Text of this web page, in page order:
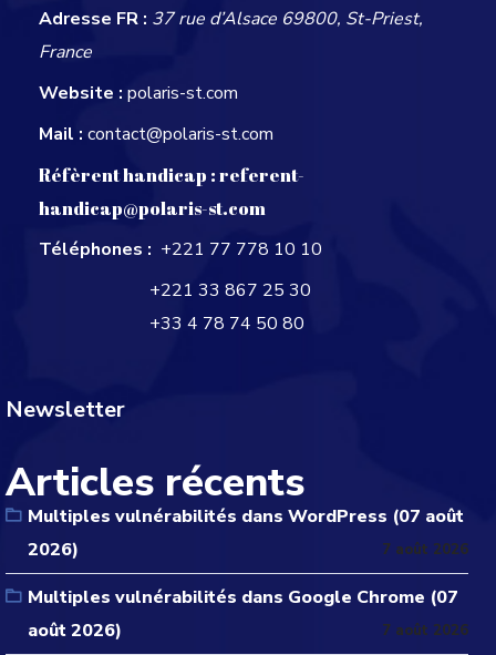
Adresse FR : 37 rue d’Alsace 69800, St-Priest,
France
Website : polaris-st.com
Mail : contact@polaris-st.com
Réfèrent handicap :referent-
handicap@polaris-st.com
Téléphones : +221 77 778 10 10
+221 33 867 25 30
+33 4 78 74 50 80
Newsletter
Articles récents
Multiples vulnérabilités dans WordPress (07 août
2026)
7 août 2026
Multiples vulnérabilités dans Google Chrome (07
août 2026)
7 août 2026